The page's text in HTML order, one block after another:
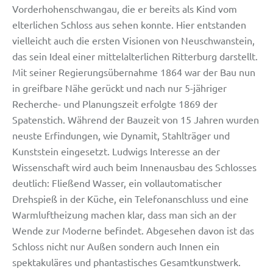
Vorderhohenschwangau, die er bereits als Kind vom
elterlichen Schloss aus sehen konnte. Hier entstanden
vielleicht auch die ersten Visionen von Neuschwanstein,
das sein Ideal einer mittelalterlichen Ritterburg darstellt.
Mit seiner Regierungsübernahme 1864 war der Bau nun
in greifbare Nähe gerückt und nach nur 5-jähriger
Recherche- und Planungszeit erfolgte 1869 der
Spatenstich. Während der Bauzeit von 15 Jahren wurden
neuste Erfindungen, wie Dynamit, Stahlträger und
Kunststein eingesetzt. Ludwigs Interesse an der
Wissenschaft wird auch beim Innenausbau des Schlosses
deutlich: Fließend Wasser, ein vollautomatischer
Drehspieß in der Küche, ein Telefonanschluss und eine
Warmluftheizung machen klar, dass man sich an der
Wende zur Moderne befindet. Abgesehen davon ist das
Schloss nicht nur Außen sondern auch Innen ein
spektakuläres und phantastisches Gesamtkunstwerk.